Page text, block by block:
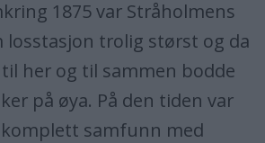
2500 år siden, dannet
av stor stein på
hvert ble øya mer eller
av krattskog.
1875 var Stråholmens
losstasjon trolig størst og da
her og til sammen bodde
på øya. På den tiden var
samfunn med